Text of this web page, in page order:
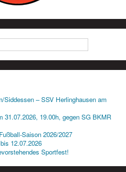
Siddessen – SSV Herlinghausen am
31.07.2026, 19.00h, gegen SG BKMR
Saison 2026/2027
12.07.2026
Sportfest!